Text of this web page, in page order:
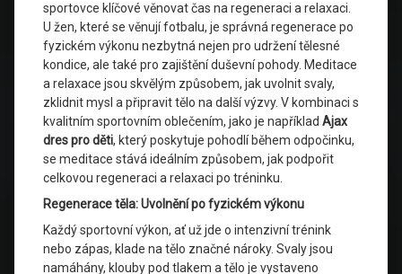
sportovce klíčové věnovat čas na regeneraci a relaxaci.
U žen, které se věnují fotbalu, je správná regenerace po
fyzickém výkonu nezbytná nejen pro udržení tělesné
kondice, ale také pro zajištění duševní pohody. Meditace
a relaxace jsou skvělým způsobem, jak uvolnit svaly,
zklidnit mysl a připravit tělo na další výzvy. V kombinaci s
kvalitním sportovním oblečením, jako je například Ajax
dres pro děti, který poskytuje pohodlí během odpočinku,
se meditace stává ideálním způsobem, jak podpořit
celkovou regeneraci a relaxaci po tréninku.
Regenerace těla: Uvolnění po fyzickém výkonu
Každý sportovní výkon, ať už jde o intenzivní trénink
nebo zápas, klade na tělo značné nároky. Svaly jsou
namáhány, klouby pod tlakem a tělo je vystaveno